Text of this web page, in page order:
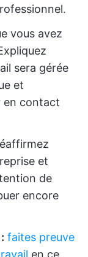
vous avez
sera gérée
et
en contact
et
de
encore
faites preuve
en ce